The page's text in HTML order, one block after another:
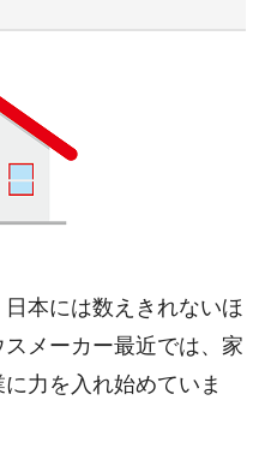
本には数えきれないほ
メーカー最近では、家
力を入れ始めていま